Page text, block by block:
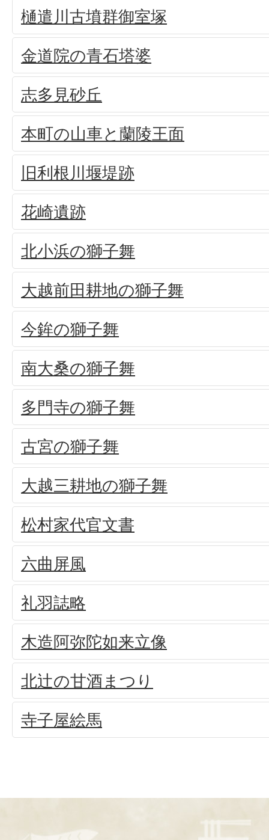
樋遣川古墳群御室塚
金道院の青石塔婆
志多見砂丘
本町の山車と蘭陵王面
旧利根川堰堤跡
花崎遺跡
北小浜の獅子舞
大越前田耕地の獅子舞
今鉾の獅子舞
南大桑の獅子舞
多門寺の獅子舞
古宮の獅子舞
大越三耕地の獅子舞
松村家代官文書
六曲屏風
礼羽誌略
木造阿弥陀如来立像
北辻の甘酒まつり
寺子屋絵馬